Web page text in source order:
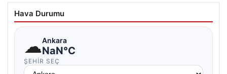
Hava Durumu
☁Ankara
NaN°C
ŞEHIR SEÇ